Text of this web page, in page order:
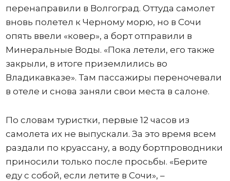
перенаправили в Волгоград. Оттуда самолет
вновь полетел к Черному морю, но в Сочи
опять ввели «ковер», а борт отправили в
Минеральные Воды. «Пока летели, его также
закрыли, в итоге приземлились во
Владикавказе». Там пассажиры переночевали
в отеле и снова заняли свои места в салоне.
По словам туристки, первые 12 часов из
самолета их не выпускали. За это время всем
раздали по круассану, а воду бортпроводники
приносили только после просьбы. «Берите
еду с собой, если летите в Сочи», –